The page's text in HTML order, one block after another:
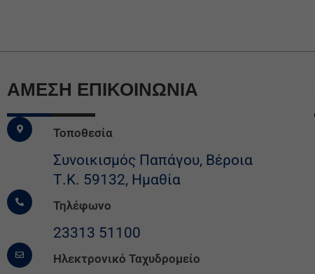
ΆΜΕΣΗ ΕΠΙΚΟΙΝΩΝΙΑ
Τοποθεσία
Συνοικισμός Παπάγου, Βέροια
Τ.Κ. 59132, Ημαθία
Τηλέφωνο
23313 51100
Ηλεκτρονικό Ταχυδρομείο